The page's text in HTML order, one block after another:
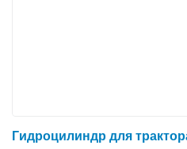
Гидроцилиндр для